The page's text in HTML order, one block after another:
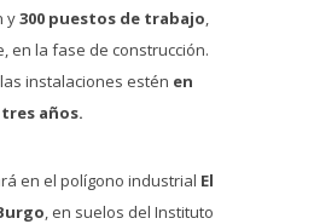
y300 puestos de trabajo,
en la fase de construcción.
instalaciones estén en
años.
en el polígono industrial El
, en suelos del Instituto